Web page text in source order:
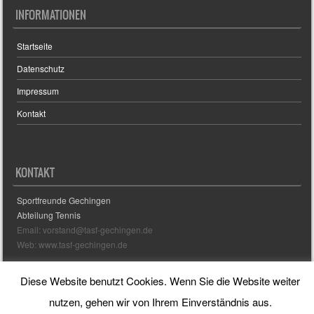
INFORMATIONEN
Startseite
Datenschutz
Impressum
Kontakt
KONTAKT
Sportfreunde Gechingen
Abteilung Tennis
Email: vorstand@tasf-gechingen.de
Web: www.tasf-gechingen.de
Sporty free WordPress Sports ThemePowered By WordPress
Diese Website benutzt Cookies. Wenn Sie die Website weiter
nutzen, gehen wir von Ihrem Einverständnis aus.